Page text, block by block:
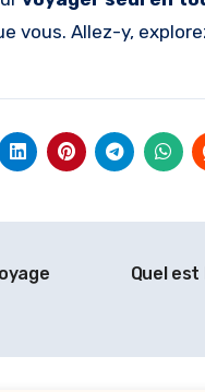
vous. Allez-y,
Quel